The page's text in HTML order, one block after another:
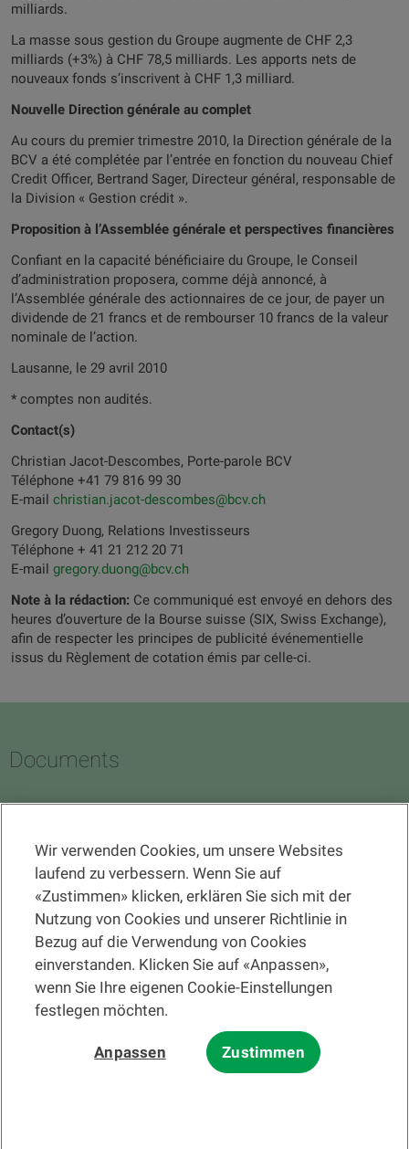
milliards.
La masse sous gestion du Groupe augmente de CHF 2,3
milliards (+3%) à CHF 78,5 milliards. Les apports nets de
nouveaux fonds s’inscrivent à CHF 1,3 milliard.
Nouvelle Direction générale au complet
Au cours du premier trimestre 2010, la Direction générale de la
BCV a été complétée par l’entrée en fonction du nouveau Chief
Credit Officer, Bertrand Sager, Directeur général, responsable de
la Division « Gestion crédit ».
Proposition à l’Assemblée générale et perspectives financières
Confiant en la capacité bénéficiaire du Groupe, le Conseil
d’administration proposera, comme déjà annoncé, à
l’Assemblée générale des actionnaires de ce jour, de payer un
dividende de 21 francs et de rembourser 10 francs de la valeur
nominale de l’action.
Lausanne, le 29 avril 2010
* comptes non audités.
Contact(s)
Christian Jacot-Descombes, Porte-parole BCV
Téléphone +41 79 816 99 30
E-mail christian.jacot-descombes@bcv.ch
Gregory Duong, Relations Investisseurs
Téléphone + 41 21 212 20 71
E-mail gregory.duong@bcv.ch
Note à la rédaction: Ce communiqué est envoyé en dehors des
heures d’ouverture de la Bourse suisse (SIX, Swiss Exchange),
afin de respecter les principes de publicité événementielle
issus du Règlement de cotation émis par celle-ci.
Documents
RECHTSINFORMATION
Eine Filiale suchen
Hilfe und Kontakt
Bitte lesen Sie zuerst die Nutzungsbedingungen der Website
Nutzungsbedingungen der elektronischen Post
Bei den auf dieser Website angebotenen Informationen und/oder
Wir verwenden Cookies, um unsere Websites
laufend zu verbessern. Wenn Sie auf
«Zustimmen» klicken, erklären Sie sich mit der
Nutzung von Cookies und unserer Richtlinie in
Bezug auf die Verwendung von Cookies
einverstanden. Klicken Sie auf «Anpassen»,
wenn Sie Ihre eigenen Cookie-Einstellungen
festlegen möchten.
Anpassen Zustimmen